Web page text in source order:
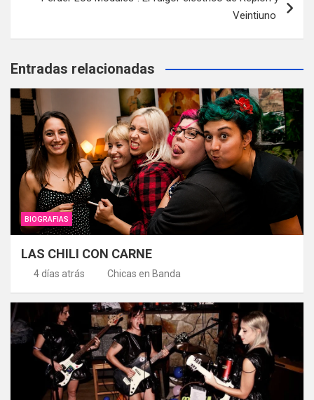
Veintiuno
Entradas relacionadas
BIOGRAFIAS
LAS CHILI CON CARNE
4 días atrás Chicas en Banda